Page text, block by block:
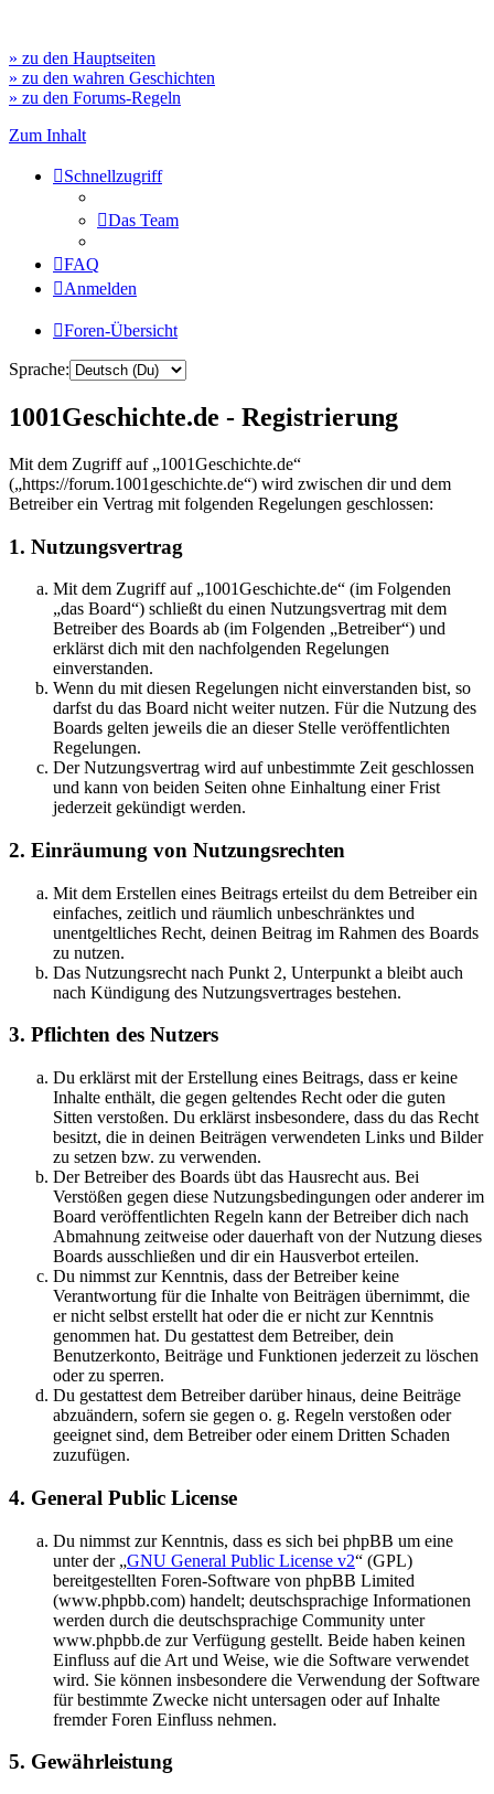
» zu den Hauptseiten
» zu den wahren Geschichten
» zu den Forums-Regeln
Zum Inhalt
Schnellzugriff
Das Team
FAQ
Anmelden
Foren-Übersicht
Sprache:
1001Geschichte.de - Registrierung
Mit dem Zugriff auf „1001Geschichte.de“
(„https://forum.1001geschichte.de“) wird zwischen dir und dem
Betreiber ein Vertrag mit folgenden Regelungen geschlossen:
1. Nutzungsvertrag
Mit dem Zugriff auf „1001Geschichte.de“ (im Folgenden
„das Board“) schließt du einen Nutzungsvertrag mit dem
Betreiber des Boards ab (im Folgenden „Betreiber“) und
erklärst dich mit den nachfolgenden Regelungen
einverstanden.
Wenn du mit diesen Regelungen nicht einverstanden bist, so
darfst du das Board nicht weiter nutzen. Für die Nutzung des
Boards gelten jeweils die an dieser Stelle veröffentlichten
Regelungen.
Der Nutzungsvertrag wird auf unbestimmte Zeit geschlossen
und kann von beiden Seiten ohne Einhaltung einer Frist
jederzeit gekündigt werden.
2. Einräumung von Nutzungsrechten
Mit dem Erstellen eines Beitrags erteilst du dem Betreiber ein
einfaches, zeitlich und räumlich unbeschränktes und
unentgeltliches Recht, deinen Beitrag im Rahmen des Boards
zu nutzen.
Das Nutzungsrecht nach Punkt 2, Unterpunkt a bleibt auch
nach Kündigung des Nutzungsvertrages bestehen.
3. Pflichten des Nutzers
Du erklärst mit der Erstellung eines Beitrags, dass er keine
Inhalte enthält, die gegen geltendes Recht oder die guten
Sitten verstoßen. Du erklärst insbesondere, dass du das Recht
besitzt, die in deinen Beiträgen verwendeten Links und Bilder
zu setzen bzw. zu verwenden.
Der Betreiber des Boards übt das Hausrecht aus. Bei
Verstößen gegen diese Nutzungsbedingungen oder anderer im
Board veröffentlichten Regeln kann der Betreiber dich nach
Abmahnung zeitweise oder dauerhaft von der Nutzung dieses
Boards ausschließen und dir ein Hausverbot erteilen.
Du nimmst zur Kenntnis, dass der Betreiber keine
Verantwortung für die Inhalte von Beiträgen übernimmt, die
er nicht selbst erstellt hat oder die er nicht zur Kenntnis
genommen hat. Du gestattest dem Betreiber, dein
Benutzerkonto, Beiträge und Funktionen jederzeit zu löschen
oder zu sperren.
Du gestattest dem Betreiber darüber hinaus, deine Beiträge
abzuändern, sofern sie gegen o. g. Regeln verstoßen oder
geeignet sind, dem Betreiber oder einem Dritten Schaden
zuzufügen.
4. General Public License
Du nimmst zur Kenntnis, dass es sich bei phpBB um eine
unter der „GNU General Public License v2“ (GPL)
bereitgestellten Foren-Software von phpBB Limited
(www.phpbb.com) handelt; deutschsprachige Informationen
werden durch die deutschsprachige Community unter
www.phpbb.de zur Verfügung gestellt. Beide haben keinen
Einfluss auf die Art und Weise, wie die Software verwendet
wird. Sie können insbesondere die Verwendung der Software
für bestimmte Zwecke nicht untersagen oder auf Inhalte
fremder Foren Einfluss nehmen.
5. Gewährleistung